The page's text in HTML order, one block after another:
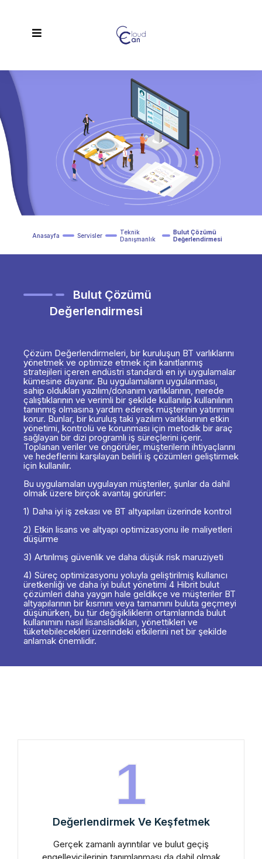
Anasayfa Servisler
Teknik
Danışmanlık
Bulut Çözümü
Değerlendirmesi
Bulut Çözümü
Değerlendirmesi
Çözüm Değerlendirmeleri, bir kuruluşun BT varlıklarını
yönetmek ve optimize etmek için kanıtlanmış
stratejileri içeren endüstri standardı en iyi uygulamalar
kümesine dayanır. Bu uygulamaların uygulanması,
sahip oldukları yazılım/donanım varlıklarının, nerede
çalıştıklarının ve verimli bir şekilde kullanılıp kullanılının
tanınmış olmasına yardım ederek müşterinin yatırımını
korur. Bunlar, bir kuruluş taki yazılım varlıklarının etkin
yönetimi, kontrolü ve korunması için metodik bir araç
sağlayan bir dizi programlı iş süreçlerini içerir.
Toplanan veriler ve öngörüler, müşterilerin ihtiyaçlarını
ve hedeflerini karşılayan belirli iş çözümleri geliştirmek
için kullanılır.
Bu uygulamaları uygulayan müşteriler, şunlar da dahil
olmak üzere birçok avantaj görürler:
1) Daha iyi iş zekası ve BT altyapıları üzerinde kontrol
2) Etkin lisans ve altyapı optimizasyonu ile maliyetleri
düşürme
3) Artırılmış güvenlik ve daha düşük risk maruziyeti
4) Süreç optimizasyonu yoluyla geliştirilmiş kullanıcı
üretkenliği ve daha iyi bulut yönetimi 4 Hibrit bulut
çözümleri daha yaygın hale geldikçe ve müşteriler BT
altyapılarının bir kısmını veya tamamını buluta geçmeyi
düşünürken, bu tür değişikliklerin ortamlarında bulut
kullanımını nasıl lisansladıkları, yönettikleri ve
tüketebilecekleri üzerindeki etkilerini net bir şekilde
anlamak önemlidir.
1
Değerlendirmek Ve Keşfetmek
Gerçek zamanlı ayrıntılar ve bulut geçiş